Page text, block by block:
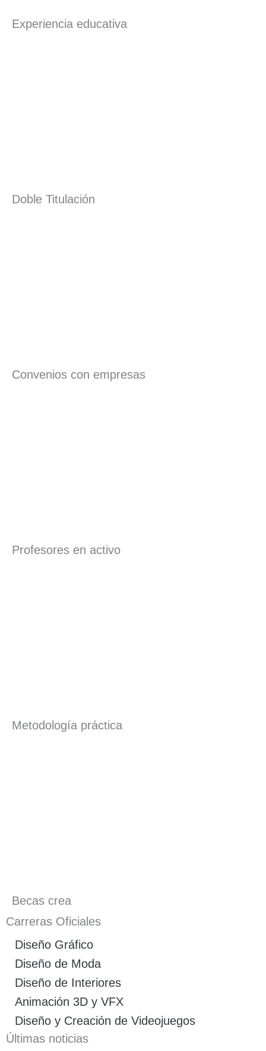
Experiencia educativa
Doble Titulación
Convenios con empresas
Profesores en activo
Metodología práctica
Becas crea
Carreras Oficiales
Diseño Gráfico
Diseño de Moda
Diseño de Interiores
Animación 3D y VFX
Diseño y Creación de Videojuegos
Últimas noticias